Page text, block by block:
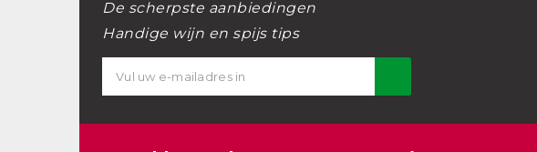
De scherpste aanbiedingen
Handige wijn en spijs tips